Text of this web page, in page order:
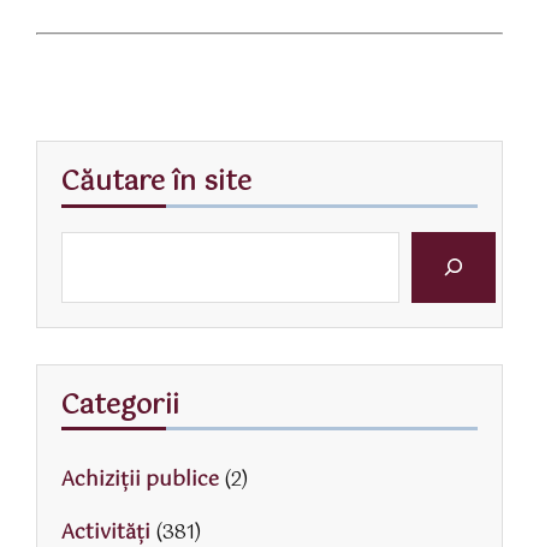
Căutare în site
Categorii
Achiziții publice(2)
Activităţi (381)